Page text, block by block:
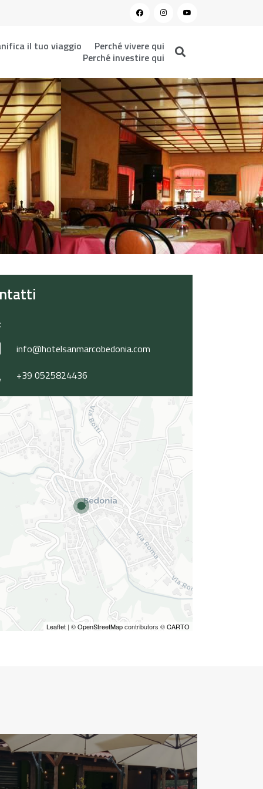
il tuo viaggio
Perché vivere qui
Perché investire qui
info@hotelsanmarcobedonia.com
+39 0525824436
Leaflet | ©OpenStreetMapcontributors ©CARTO